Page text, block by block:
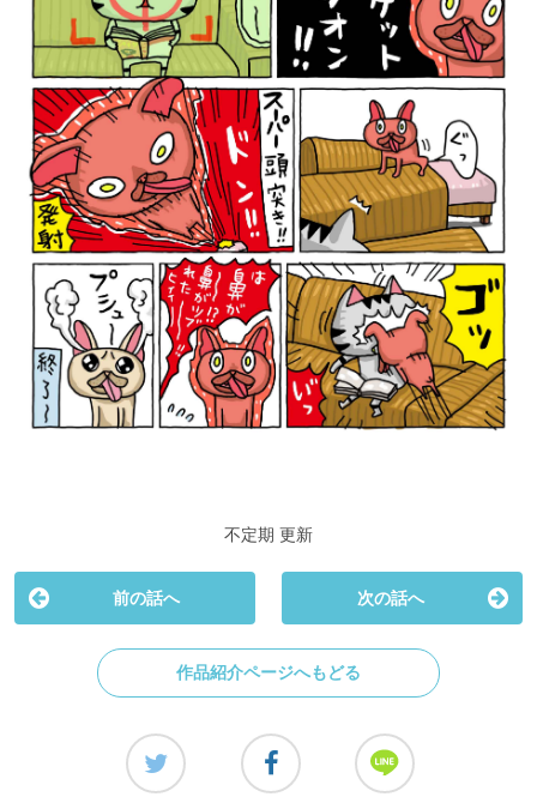
不定期 更新
前の話へ 次の話へ
作品紹介ページへもどる